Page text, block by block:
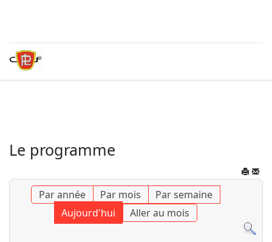
Le programme
Par année Par mois
Par semaine
Aujourd'hui
Aller au mois